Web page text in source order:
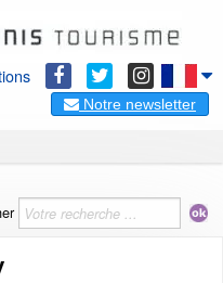
Notre newsletter